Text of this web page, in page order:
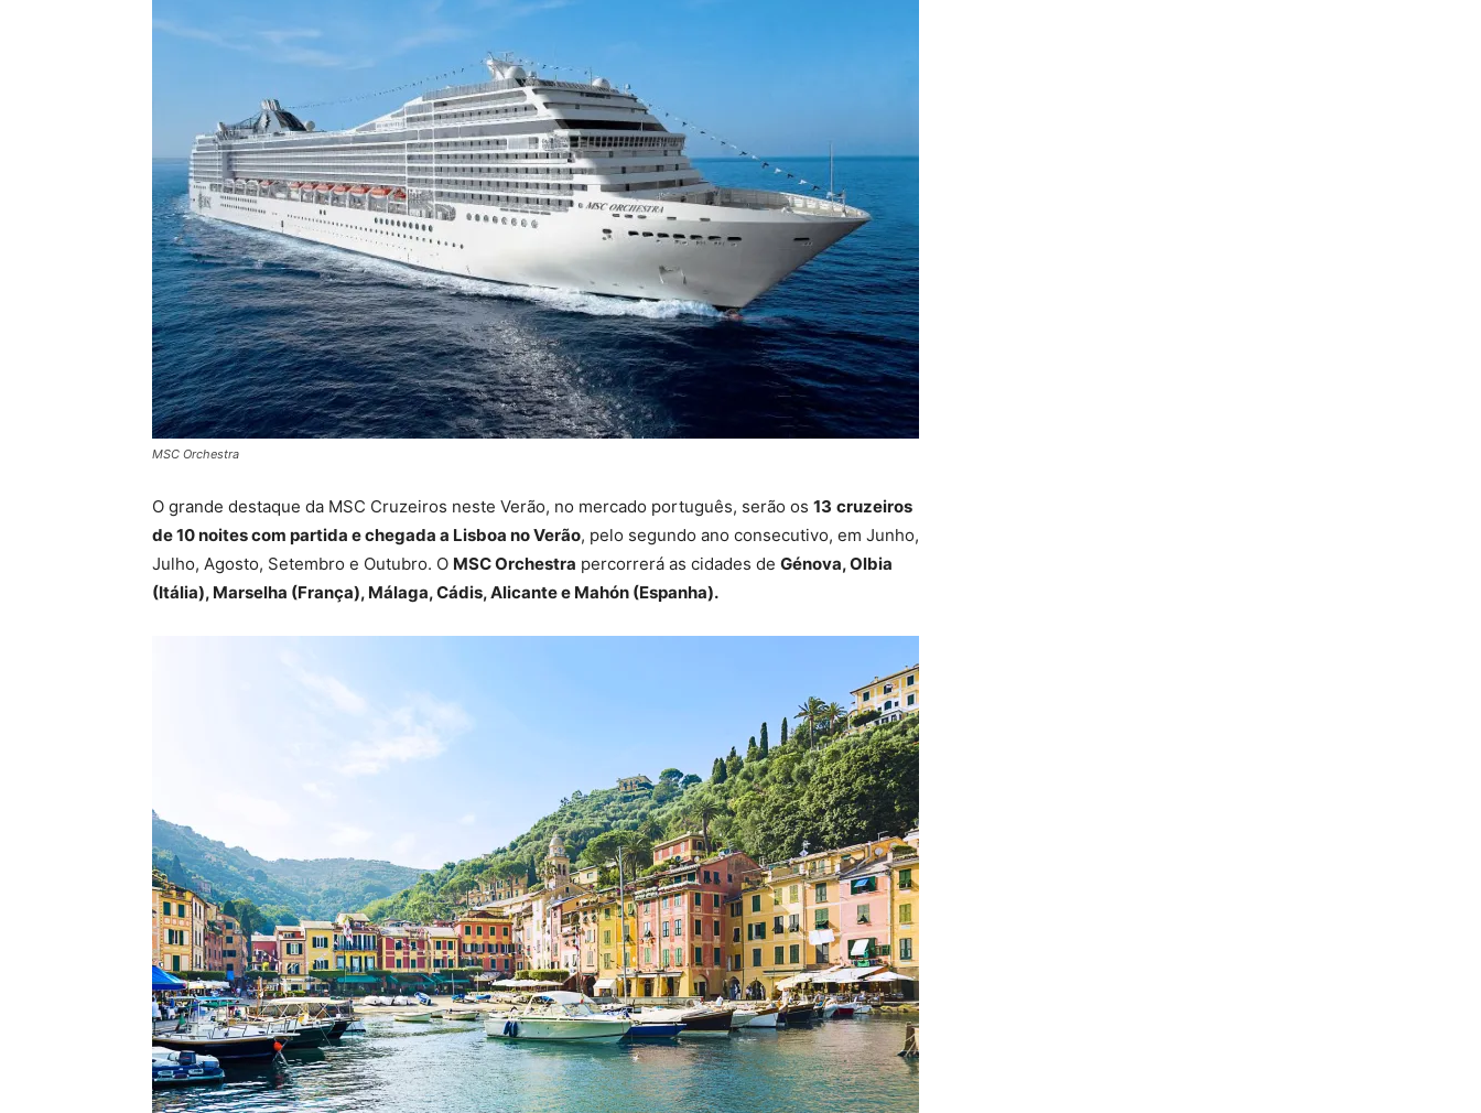
MSC Orchestra
O grande destaque da MSC Cruzeiros neste Verão, no mercado português, serão os 13 cruzeiros
de 10 noites com partida e chegada a Lisboa no Verão, pelo segundo ano consecutivo, em Junho,
Julho, Agosto, Setembro e Outubro. O MSC Orchestra percorrerá as cidades de Génova, Olbia
(Itália), Marselha (França), Málaga, Cádis, Alicante e Mahón (Espanha).